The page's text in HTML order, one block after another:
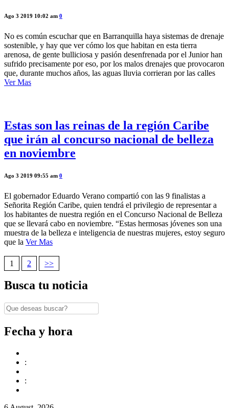
Ago 3 2019 10:02 am 0
No es común escuchar que en Barranquilla haya sistemas de drenaje
sostenible, y hay que ver cómo los que habitan en esta tierra
arenosa, de gente bulliciosa y pasión desenfrenada por el Junior han
sufrido precisamente por eso, por los malos drenajes que provocaron
que, durante muchos años, las aguas lluvia corrieran por las calles
Ver Mas
Estas son las reinas de la región Caribe
que irán al concurso nacional de belleza
en noviembre
Ago 3 2019 09:55 am 0
El gobernador Eduardo Verano compartió con las 9 finalistas a
Señorita Región Caribe, quien tendrá el privilegio de representar a
los habitantes de nuestra región en el Concurso Nacional de Belleza
que se llevará cabo en noviembre. “Estas hermosas jóvenes son una
muestra de la belleza e inteligencia de nuestras mujeres, estoy seguro
que la Ver Mas
de
entradas
1 2 >>
Busca tu noticia
Fecha y hora
:
: